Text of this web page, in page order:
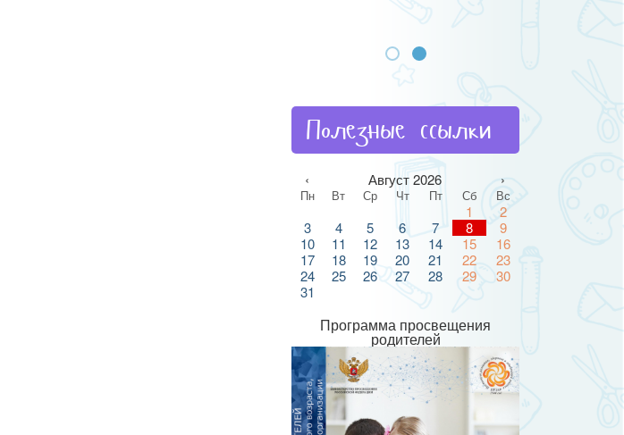
Полезные ссылки
‹ Август 2026 ›
Пн Вт Ср Чт Пт Сб Вс
1
2
3
4 5 6 7 8
9
10
11 12 13 14 15
16
17
18 19 20 21 22
23
24
25 26 27 28 29
30
31
Программа просвещения
родителей